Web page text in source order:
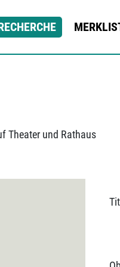
Theater und Rathaus